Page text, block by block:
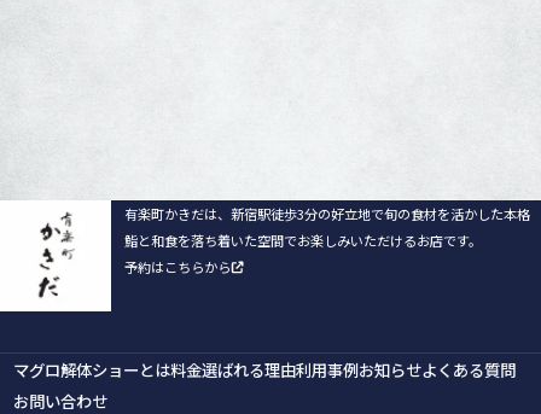
有楽町かきだは、新宿駅徒歩3分の好立地で旬の食材を活かした本格
鮨と和食を落ち着いた空間でお楽しみいただけるお店です。
予約はこちらから
マグロ解体ショーとは料金選ばれる理由利用事例お知らせよくある質問
お問い合わせ